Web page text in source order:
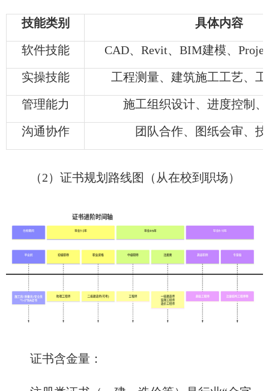
技能类别 具体内容
软件技能 CAD、Revit、BIM建模、
实操技能 工程测量、建筑施工工艺、
管理能力 施工组织设计、进度控制
沟通协作 团队合作、图纸会审、
（2）证书规划路线图（从在校到职场）
证书含金量：​